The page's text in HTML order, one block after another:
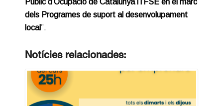
dels Programes de suport al desenvolupament
local”.
Notícies relacionades: